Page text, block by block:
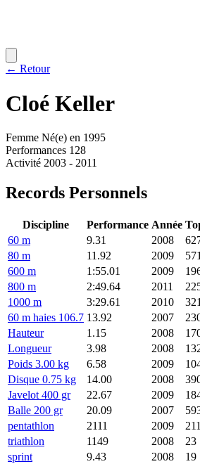
← Retour
Cloé Keller
Femme Né(e) en 1995
Performances 128
Activité 2003 - 2011
Records Personnels
Discipline Performance Année
60 m
9.31 2008
80 m
11.92 2009
571
600 m
1:55.01 2009
800 m
2:49.64 2011
1000 m
3:29.61 2010
321
60 m haies 106.7 13.92 2007
Hauteur
1.15 2008
Longueur
3.98 2008
Poids 3.00 kg
6.58 2009
Disque 0.75 kg
14.00 2008
Javelot 400 gr
22.67 2009
Balle 200 gr
20.09 2007
pentathlon
2111 2009
211
triathlon
1149 2008
23
sprint
9.43 2008
19